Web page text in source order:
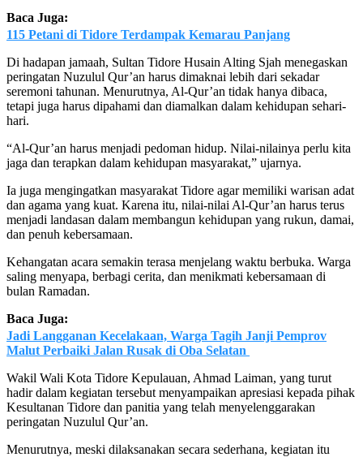
Baca Juga:
115 Petani di Tidore Terdampak Kemarau Panjang
Di hadapan jamaah, Sultan Tidore Husain Alting Sjah menegaskan
peringatan Nuzulul Qur’an harus dimaknai lebih dari sekadar
seremoni tahunan. Menurutnya, Al-Qur’an tidak hanya dibaca,
tetapi juga harus dipahami dan diamalkan dalam kehidupan sehari-
hari.
“Al-Qur’an harus menjadi pedoman hidup. Nilai-nilainya perlu kita
jaga dan terapkan dalam kehidupan masyarakat,” ujarnya.
Ia juga mengingatkan masyarakat Tidore agar memiliki warisan adat
dan agama yang kuat. Karena itu, nilai-nilai Al-Qur’an harus terus
menjadi landasan dalam membangun kehidupan yang rukun, damai,
dan penuh kebersamaan.
Kehangatan acara semakin terasa menjelang waktu berbuka. Warga
saling menyapa, berbagi cerita, dan menikmati kebersamaan di
bulan Ramadan.
Baca Juga:
Jadi Langganan Kecelakaan, Warga Tagih Janji Pemprov
Malut Perbaiki Jalan Rusak di Oba Selatan
Wakil Wali Kota Tidore Kepulauan, Ahmad Laiman, yang turut
hadir dalam kegiatan tersebut menyampaikan apresiasi kepada pihak
Kesultanan Tidore dan panitia yang telah menyelenggarakan
peringatan Nuzulul Qur’an.
Menurutnya, meski dilaksanakan secara sederhana, kegiatan itu